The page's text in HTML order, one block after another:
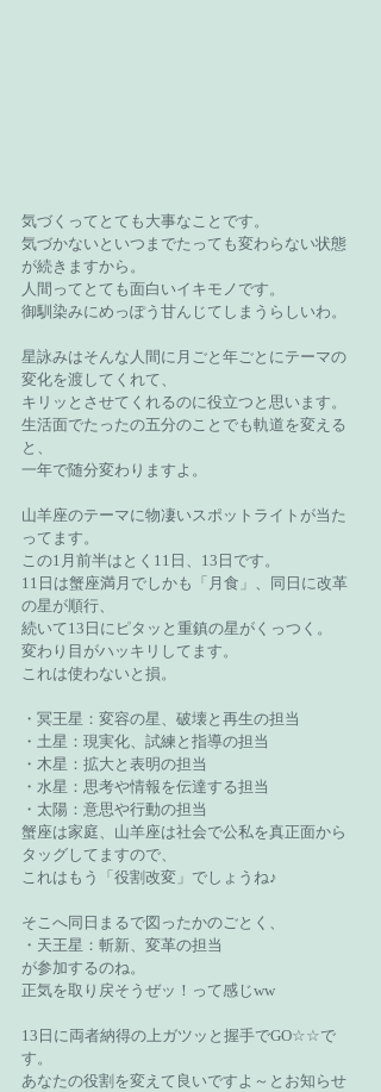
気づくってとても大事なことです。
気づかないといつまでたっても変わらない状態
が続きますから。
人間ってとても面白いイキモノです。
御馴染みにめっぽう甘んじてしまうらしいわ。
星詠みはそんな人間に月ごと年ごとにテーマの
変化を渡してくれて、
キリッとさせてくれるのに役立つと思います。
生活面でたったの五分のことでも軌道を変える
と、
一年で随分変わりますよ。
山羊座のテーマに物凄いスポットライトが当た
ってます。
この1月前半はとく11日、13日です。
11日は蟹座満月でしかも「月食」、同日に改革
の星が順行、
続いて13日にピタッと重鎮の星がくっつく。
変わり目がハッキリしてます。
これは使わないと損。
・冥王星：変容の星、破壊と再生の担当
・土星：現実化、試練と指導の担当
・木星：拡大と表明の担当
・水星：思考や情報を伝達する担当
・太陽：意思や行動の担当
蟹座は家庭、山羊座は社会で公私を真正面から
タッグしてますので、
これはもう「役割改変」でしょうね♪
そこへ同日まるで図ったかのごとく、
・天王星：斬新、変革の担当
が参加するのね。
正気を取り戻そうぜッ！って感じww
13日に両者納得の上ガツッと握手でGO☆☆で
す。
あなたの役割を変えて良いですよ～とお知らせ